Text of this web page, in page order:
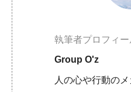
執筆者プロフィー
Group O'z
人の心や行動の